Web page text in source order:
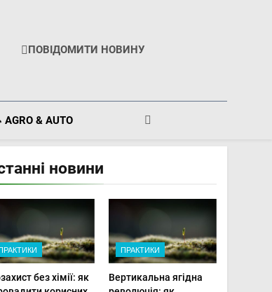
ПОВІДОМИТИ НОВИНУ
AGRO & AUTO
новини
ПРАКТИКИ
без хімії: як
ПРАКТИКИ
Вертикальна ягідна